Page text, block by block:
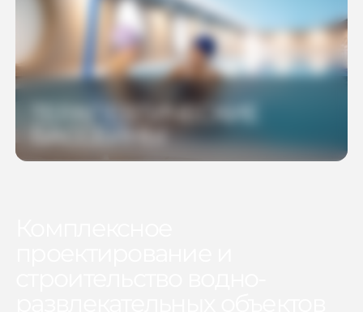
ТЕРАПЕВТИЧЕСКИЕ
БАССЕЙНЫ